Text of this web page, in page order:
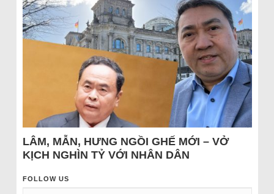
LÂM, MẪN, HƯNG NGỒI GHẾ MỚI – VỞ
KỊCH NGHÌN TỶ VỚI NHÂN DÂN
FOLLOW US